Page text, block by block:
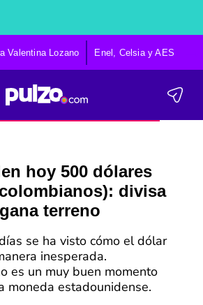
Valentina Lozano Enel, Celsia y AES
hoy 500 dólares
divisa
terreno
se ha visto cómo el dólar
inesperada.
es un muy buen momento
moneda estadounidense.